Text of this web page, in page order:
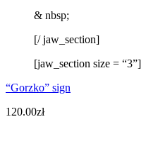
& nbsp;
[/ jaw_section]
[jaw_section size = “3”]
“Gorzko” sign
120.00zł